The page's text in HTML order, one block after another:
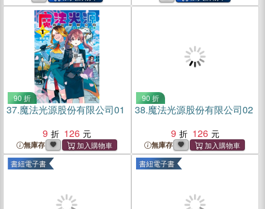
90 折
37.魔法光源股份有限公司01
9
126
無庫存
90 折
38.魔法光源股份有限公司02
9
126
無庫存
書紐電子書 書紐電子書